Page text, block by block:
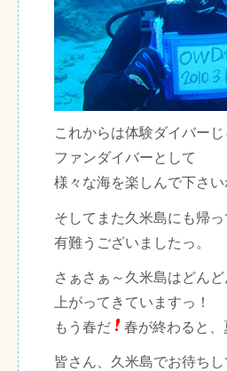
これからは体験ダイバーじ
ファンダイバーとして
様々な海を楽しんで下さい
そしてまた久米島にも帰
有難うございましたっ。
さぁさぁ～久米島はどん
上がってきていますっ！
もう春だ
春が終わると、
皆さん、久米島でお待ち